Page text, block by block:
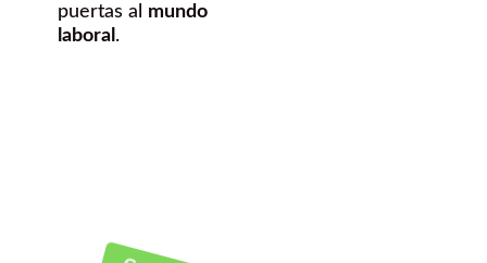
puertas al mundo
laboral .